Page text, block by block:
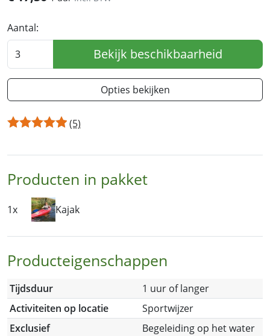
Aantal:
Bekijk beschikbaarheid
Opties bekijken
(5)
Producten in pakket
1x Kajak
Producteigenschappen
Tijdsduur
1 uur of langer
Activiteiten op locatie
Sportwijzer
Exclusief
Begeleiding op het water